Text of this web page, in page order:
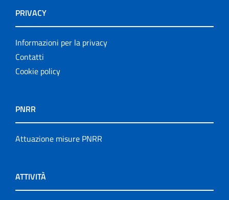
PRIVACY
Informazioni per la privacy
Contatti
Cookie policy
PNRR
Attuazione misure PNRR
ATTIVITÀ